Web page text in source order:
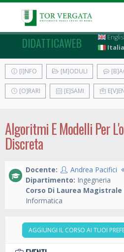
DIDATTICAWEB
[I]NFO [M]ODULI
[O]RARI [E]SAMI
Algoritmi E Modelli Per
Discreta
Docente:
Andrea Pacifici
Dipartimento: Ingegneria
Corso Di Laurea Magistrale
Informatica
AGGIUNGI IL CORSO AI TUOI